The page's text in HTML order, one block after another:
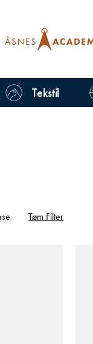
Tekstil
Tøm Filter